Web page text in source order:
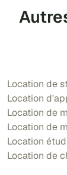
Location de
Location
Location de
Location de
Location
Location de